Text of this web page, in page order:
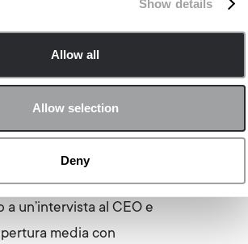
Show details
Allow all
Allow selection
Deny
implementato una
di media relation che ha
a un’intervista al CEO e
media con